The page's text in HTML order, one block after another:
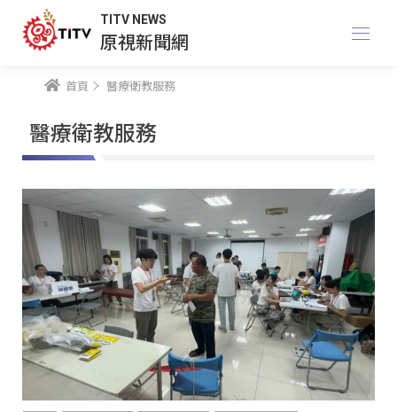
TITV NEWS
原視新聞網
首頁 醫療衛教服務
醫療衛教服務